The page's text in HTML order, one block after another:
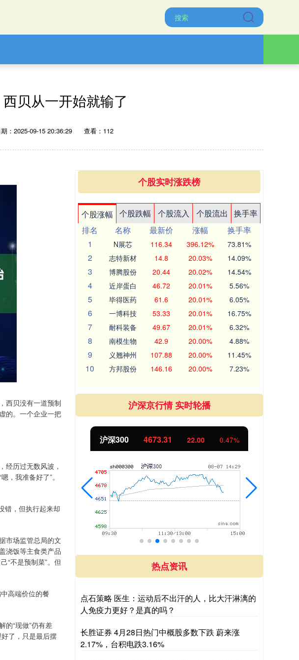
贝从一开始就输了
期：2025-09-15 20:36:29 查看：112
西贝没有一道预制
的。一个企业一把
经历过无数风波，
，我准备好了”。
错，但执行起来却
市场监管总局的文
浇饭等主食类产品
“不是预制菜”。但
高端价位的餐
的“现做”仍有差
了，只是最后摆
个股实时涨跌榜
个股涨幅 个股跌幅 个股流入 个股流出
换手率
排名
名称 最新价 涨幅
换手率
1
N展芯 116.34 396.12% 73.81%
2 志特新材 14.8 20.03% 14.09%
3 博腾股份 20.44 20.02% 14.54%
4 近岸蛋白 46.72 20.01% 5.56%
5 毕得医药 61.6 20.01% 6.05%
6 一博科技 53.33 20.01% 16.75%
7 耐科装备 49.67 20.01% 6.32%
8 南模生物 42.9 20.00% 4.88%
9 义翘神州 107.88 20.00% 11.45%
10 方邦股份 146.16 20.00% 7.23%
沪深京行情 实时轮播
沪深300 4673.31 22.00 0.47%
热点资讯
点石策略 医生：运动后不出汗的人，比大汗淋漓的
人免疫力更好？是真的吗？
长胜证券 4月28日热门中概股多数下跌 蔚来涨
2.17%，台积电跌3.16%